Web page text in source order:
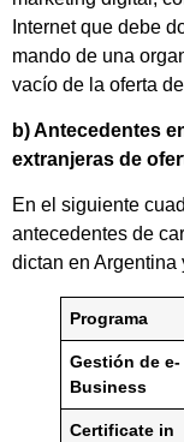
Internet que debe
mando de una
vacío de la oferta
b) Antecedentes
extranjeras de
En el siguiente
antecedentes de
dictan en Argentina
Programa
Gestión de e-
Business
Certificate in